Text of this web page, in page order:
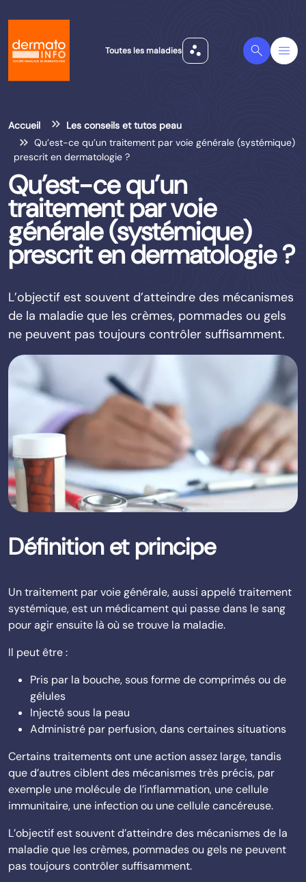
Toutes les maladies scatter_plot Search Menu
Accueil
Les conseils et tutos peau
Qu’est-ce qu’un traitement par voie générale (systémique)
prescrit en dermatologie ?
Qu’est-ce qu’un
traitement par voie
générale (systémique)
prescrit en dermatologie ?
L’objectif est souvent d’atteindre des mécanismes
de la maladie que les crèmes, pommades ou gels
ne peuvent pas toujours contrôler suffisamment.
Définition et principe
Un traitement par voie générale, aussi appelé traitement
systémique, est un médicament qui passe dans le sang
pour agir ensuite là où se trouve la maladie.
Il peut être :
Pris par la bouche, sous forme de comprimés ou de
gélules
Injecté sous la peau
Administré par perfusion, dans certaines situations
Certains traitements ont une action assez large, tandis
que d’autres ciblent des mécanismes très précis, par
exemple une molécule de l’inflammation, une cellule
immunitaire, une infection ou une cellule cancéreuse.
L’objectif est souvent d’atteindre des mécanismes de la
maladie que les crèmes, pommades ou gels ne peuvent
pas toujours contrôler suffisamment.